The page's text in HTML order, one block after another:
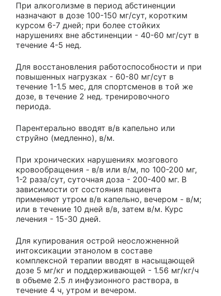
При алкоголизме в период абстиненции
назначают в дозе 100-150 мг/сут, коротким
курсом 6-7 дней; при более стойких
нарушениях вне абстиненции - 40-60 мг/сут в
течение 4-5 нед.
Для восстановления работоспособности и при
повышенных нагрузках - 60-80 мг/сут в
течение 1-1.5 мес, для спортсменов в той же
дозе, в течение 2 нед. тренировочного
периода.
Парентерально вводят в/в капельно или
струйно (медленно), в/м.
При хронических нарушениях мозгового
кровообращения - в/в или в/м, по 100-200 мг,
1-2 раза/сут, суточная доза - 200-400 мг. В
зависимости от состояния пациента
применяют утром в/в капельно, вечером - в/м;
или в течение 10 дней в/в, затем в/м. Курс
лечения - 15-30 дней.
Для купирования острой неосложненной
интоксикации этанолом в составе
комплексной терапии вводят в насыщающей
дозе 5 мг/кг и поддерживающей - 1.56 мг/кг/ч
в объеме 2.5 л инфузионного раствора, в
течение 4 ч, утром и вечером.